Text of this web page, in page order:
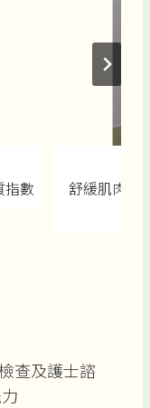
指數
舒緩肌肉酸
查及護士諮